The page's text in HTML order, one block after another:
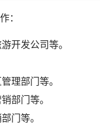
：
开发公司等。
理部门等。
部门等。
门等。